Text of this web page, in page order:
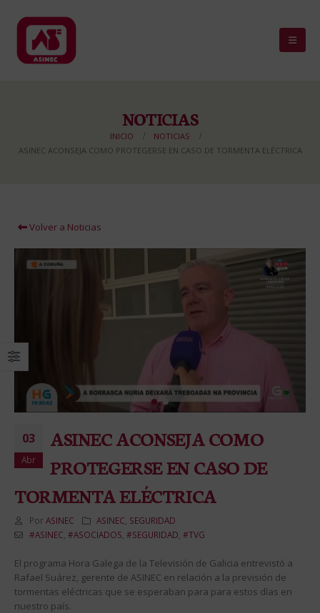
NOTICIAS
INICIO
NOTICIAS
ASINEC ACONSEJA COMO PROTEGERSE EN CASO DE TORMENTA ELÉCTRICA
Volver a Noticias
03
Abr
ASINEC ACONSEJA COMO
PROTEGERSE EN CASO DE
TORMENTA ELÉCTRICA
Por ASINEC ASINEC SEGURIDAD
#ASINEC #ASOCIADOS #SEGURIDAD #TVG
El programa Hora Galega de la Televisión de Galicia entrevistó a
Rafael Suárez, gerente de ASINEC en relación a la previsión de
tormentas eléctricas que se esperaban para para estos días en
nuestro país.